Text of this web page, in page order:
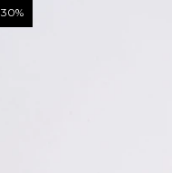
30